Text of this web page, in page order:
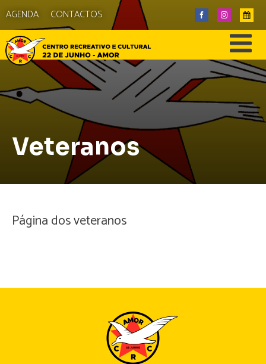
AGENDA CONTACTOS
Veteranos
Página dos veteranos